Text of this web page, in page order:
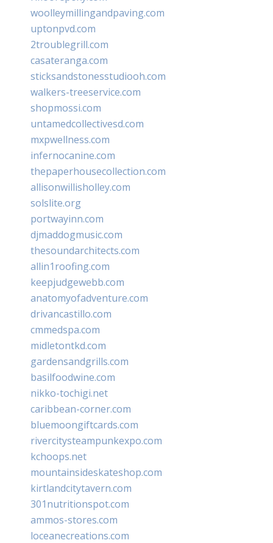
woolleymillingandpaving.com
uptonpvd.com
2troublegrill.com
casateranga.com
sticksandstonesstudiooh.com
walkers-treeservice.com
shopmossi.com
untamedcollectivesd.com
mxpwellness.com
infernocanine.com
thepaperhousecollection.com
allisonwillisholley.com
solslite.org
portwayinn.com
djmaddogmusic.com
thesoundarchitects.com
allin1roofing.com
keepjudgewebb.com
anatomyofadventure.com
drivancastillo.com
cmmedspa.com
midletontkd.com
gardensandgrills.com
basilfoodwine.com
nikko-tochigi.net
caribbean-corner.com
bluemoongiftcards.com
rivercitysteampunkexpo.com
kchoops.net
mountainsideskateshop.com
kirtlandcitytavern.com
301nutritionspot.com
ammos-stores.com
loceanecreations.com